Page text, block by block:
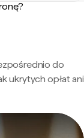
do
ukrytych opłat ani